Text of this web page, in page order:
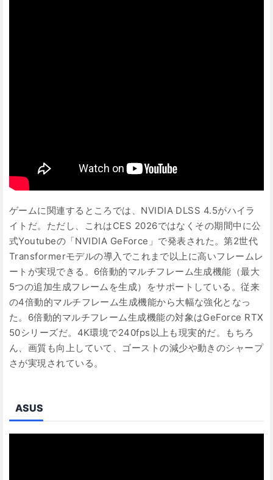
ゲームに関連するところでは、NVIDIA DLSS 4.5がハイラ
イトだ。ただし、これはCES 2026ではなくその期間中に公
式Youtubeの「NVIDIA GeForce」で発表された。第2世代
Transformerモデルの導入でこれまで以上に高いフレームレ
ートが実現できる。6倍動的マルチフレーム生成機能（最大
5つの追加生成フレームを生成）をサポートしている。従来
の4倍動的マルチフレーム生成機能から大幅な強化となっ
た。6倍動的マルチフレーム生成機能の対象はGeForce RTX
50シリーズだ。4K環境で240fps以上も現実的だ。もちろ
ん、画質も向上していて、ゴーストの減少や動きのシャープ
さが実現されている。
ASUS